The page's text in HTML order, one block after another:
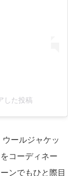
した投稿
ールジャケッ
コーディネー
ンでもひと際目